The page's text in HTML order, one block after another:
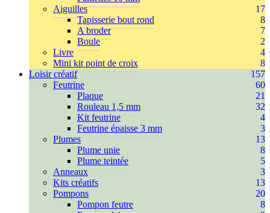
Aiguilles
17
Tapisserie bout rond
8
A broder
7
Boule
2
Livre
4
Mini kit point de croix
8
Loisir créatif
157
Feutrine
60
Plaque
21
Rouleau 1,5 mm
32
Kit feutrine
4
Feutrine épaisse 3 mm
3
Plumes
13
Plume unie
8
Plume teintée
5
Anneaux
3
Kits créatifs
13
Pompons
20
Pompon feutre
8